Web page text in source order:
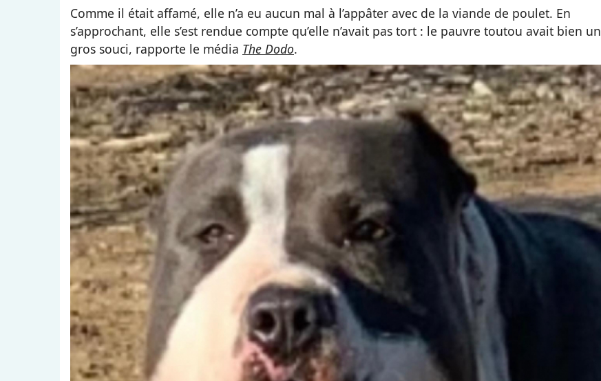
Comme il était affamé, elle n’a eu aucun mal à l’appâter avec de la viande de poulet. En
s’approchant, elle s’est rendue compte qu’elle n’avait pas tort : le pauvre toutou avait bien un
gros souci, rapporte le média The Dodo.